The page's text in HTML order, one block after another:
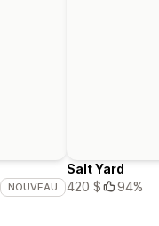
NOUVEAU
Salt Yard
420 $
94%